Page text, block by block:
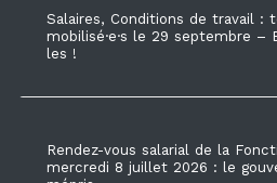
Salaires, Conditions de travail :
mobilisé·e·s le 29 septembre –
les !
Rendez-vous salarial de la
mercredi 8 juillet 2026 : le